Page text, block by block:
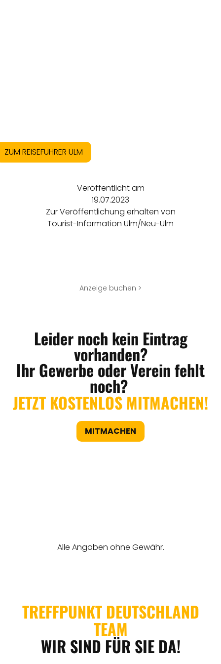
ZUM REISEFÜHRER ULM
Veröffentlicht am
19.07.2023
Zur Veröffentlichung erhalten von
Tourist-Information Ulm/Neu-Ulm
Anzeige buchen >
Leider noch kein Eintrag
vorhanden?
Ihr Gewerbe oder Verein fehlt
noch?
JETZT KOSTENLOS MITMACHEN!
MITMACHEN